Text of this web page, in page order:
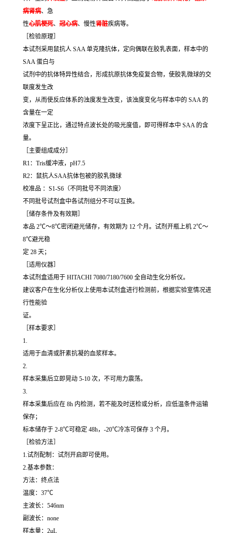
病肾病、急
性心肌梗死、 冠心病、慢性肾脏疾病等。
［检验原理］
本试剂采用鼠抗人 SAA 单克隆抗体，定向偶联在胶乳表面，样本中的
SAA 蛋白与
试剂中的抗体特异性结合，形成抗原抗体免疫复合物，使胶乳微球的交
联度发生改
变，从而使反应体系的浊度发生改变，该浊度变化与样本中的 SAA 的
含量在一定
浓度下呈正比，通过特点波长处的吸光度值，即可得样本中 SAA 的含
量。
［主要组成成分］
R1：Tris缓冲液，pH7.5
R2：鼠抗人SAA抗体包被的胶乳微球
校准品 ：S1-S6（不同批号不同浓度）
不同批号试剂盒中各试剂组分不可以互换。
［储存条件及有效期］
本品 2℃～8℃密闭避光储存，有效期为 12 个月。试剂开瓶上机 2℃～
8℃避光稳
定 28 天；
［适用仪器］
本试剂盒适用于 HITACHI 7080/7180/7600 全自动生化分析仪。
建议客户在生化分析仪上使用本试剂盒进行检测前，根据实验室情况进
行性能验
证。
［样本要求］
1.
适用于血清或肝素抗凝的血浆样本。
2.
样本采集后立即晃动 5-10 次，不可用力震荡。
3.
样本采集后应在 8h 内检测，若不能及时送检或分析，应低温条件运输
保存；
标本储存于 2-8℃可稳定 48h，-20℃冷冻可保存 3 个月。
［检验方法］
1.试剂配制：试剂开启即可使用。
2.基本参数：
方法：终点法
温度：37℃
主波长：546nm
副波长：none
样本量：2μL